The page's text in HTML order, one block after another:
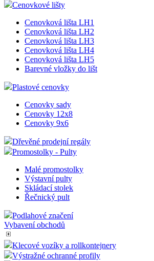
Cenovkové lišty
Cenovková lišta LH1
Cenovková lišta LH2
Cenovková lišta LH3
Cenovková lišta LH4
Cenovková lišta LH5
Barevné vložky do lišt
Plastové cenovky
Cenovky sady
Cenovky 12x8
Cenovky 9x6
Dřevěné prodejní regály
Promostolky - Pulty
Malé promostolky
Výstavní pulty
Skládací stolek
Řečnický pult
Podlahové značení
Vybavení obchodů
Klecové vozíky a rollkontejnery
Výstražné ochranné profily